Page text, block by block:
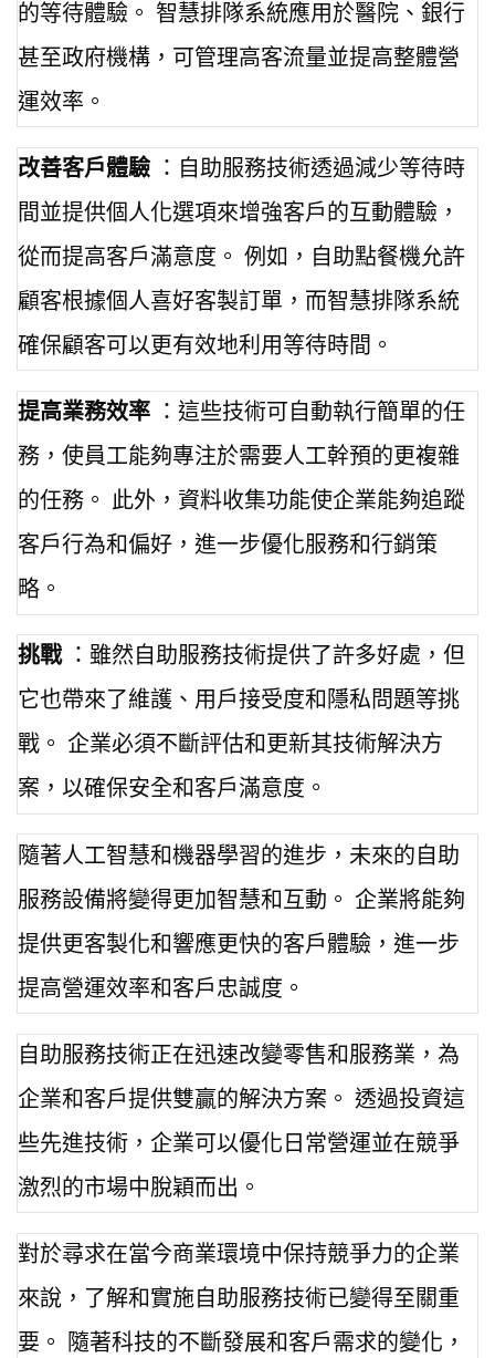
的等待體驗。 智慧排隊系統應用於醫院、銀行
甚至政府機構，可管理高客流量並提高整體營
運效率。
改善客戶體驗
：自助服務技術透過減少等待時
間並提供個人化選項來增強客戶的互動體驗，
從而提高客戶滿意度。 例如，自助點餐機允許
顧客根據個人喜好客製訂單，而智慧排隊系統
確保顧客可以更有效地利用等待時間。
提高業務效率
：這些技術可自動執行簡單的任
務，使員工能夠專注於需要人工幹預的更複雜
的任務。 此外，資料收集功能使企業能夠追蹤
客戶行為和偏好，進一步優化服務和行銷策
略。
挑戰 ：雖然自助服務技術提供了許多好處，但
它也帶來了維護、用戶接受度和隱私問題等挑
戰。 企業必須不斷評估和更新其技術解決方
案，以確保安全和客戶滿意度。
隨著人工智慧和機器學習的進步，未來的自助
服務設備將變得更加智慧和互動。 企業將能夠
提供更客製化和響應更快的客戶體驗，進一步
提高營運效率和客戶忠誠度。
自助服務技術正在迅速改變零售和服務業，為
企業和客戶提供雙贏的解決方案。 透過投資這
些先進技術，企業可以優化日常營運並在競爭
激烈的市場中脫穎而出。
對於尋求在當今商業環境中保持競爭力的企業
來說，了解和實施自助服務技術已變得至關重
要。 隨著科技的不斷發展和客戶需求的變化，